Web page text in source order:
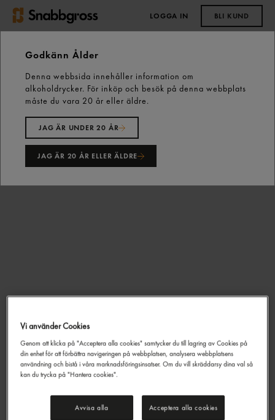
LOGGA IN BLI KUND
Start Vårt sortiment
Skafferiet
Konserver & Burkar
Pizzasås
Pizzasås Tomat Påse
Campino3kg
314,50 kr/låda
Jmf.pris : 20,96 kr /
EAN:
65601549210508
Godkänn Ålder
Denna webbsida innehåller information om
alkoholdrycker. För inköp och besök på denna webbplats
måste du vara 20 år eller äldre.
JAG ÄR UNDER 20 ÅR
JAG ÄR 20 ÅR ELLER ÄLDRE
Vi använder Cookies
Genom att klicka på "Acceptera alla cookies" samtycker du till lagring av Cookies på
din enhet för att förbättra navigeringen på webbplatsen, analysera webbplatsens
användning och bistå i våra marknadsföringsinsatser. Om du vill skräddarsy dina val så
kan du trycka på "Hantera cookies".
Avvisa alla Acceptera alla cookies